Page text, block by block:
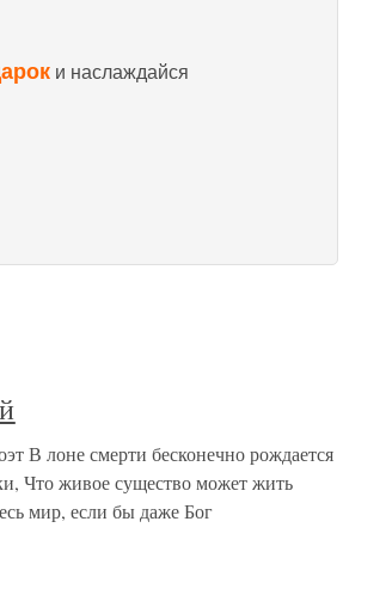
и наслаждайся
В лоне смерти бесконечно рождается
Что живое существо может жить
мир, если бы даже Бог